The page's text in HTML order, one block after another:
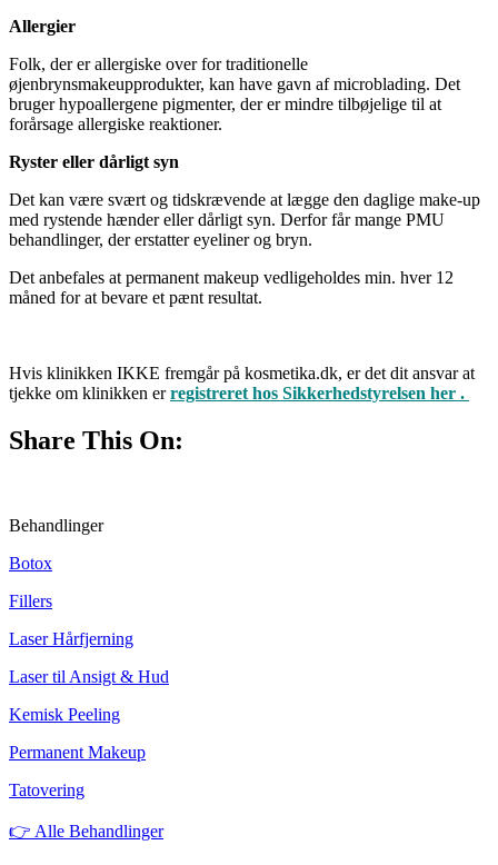
Allergier
Folk, der er allergiske over for traditionelle
øjenbrynsmakeupprodukter, kan have gavn af microblading. Det
bruger hypoallergene pigmenter, der er mindre tilbøjelige til at
forårsage allergiske reaktioner.
Ryster eller dårligt syn
Det kan være svært og tidskrævende at lægge den daglige make-up
med rystende hænder eller dårligt syn. Derfor får mange PMU
behandlinger, der erstatter eyeliner og bryn.
Det anbefales at permanent makeup vedligeholdes min. hver 12
måned for at bevare et pænt resultat.
Hvis klinikken IKKE fremgår på kosmetika.dk, er det dit ansvar at
tjekke om klinikken erregistreret hos Sikkerhedstyrelsen her .
Share This On:
Behandlinger
Botox
Fillers
Laser Hårfjerning
Laser til Ansigt & Hud
Kemisk Peeling
Permanent Makeup
Tatovering
👉 Alle Behandlinger